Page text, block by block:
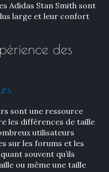
Adidas Stan Smith sont
large et leur confort
des
sont une ressource
les différences de taille
utilisateurs
sur les forums et les
souvent qu’ils
ou même une taille